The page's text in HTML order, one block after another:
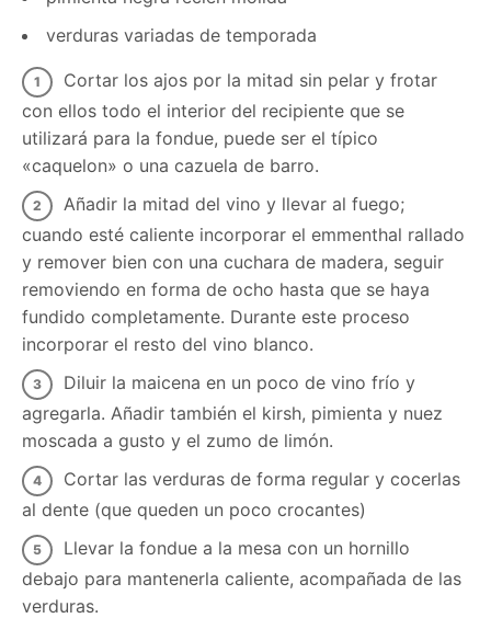
verduras variadas de temporada
Cortar los ajos por la mitad sin pelar y frotar
con ellos todo el interior del recipiente que se
utilizará para la fondue, puede ser el típico
«caquelon» o una cazuela de barro.
Añadir la mitad del vino y llevar al fuego;
cuando esté caliente incorporar el emmenthal rallado
y remover bien con una cuchara de madera, seguir
removiendo en forma de ocho hasta que se haya
fundido completamente. Durante este proceso
incorporar el resto del vino blanco.
Diluir la maicena en un poco de vino frío y
agregarla. Añadir también el kirsh, pimienta y nuez
moscada a gusto y el zumo de limón.
Cortar las verduras de forma regular y cocerlas
al dente (que queden un poco crocantes)
Llevar la fondue a la mesa con un hornillo
debajo para mantenerla caliente, acompañada de las
verduras.